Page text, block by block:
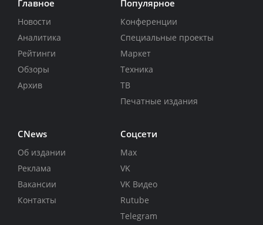
Главное
Новости
Аналитика
Рейтинги
Обзоры
Архив
Популярное
Конференции
Специальные проекты
Маркет
Техника
ТВ
Печатные издания
CNews
Об издании
Реклама
Вакансии
Контакты
Соцсети
Max
VK
VK Видео
Rutube
Telegram